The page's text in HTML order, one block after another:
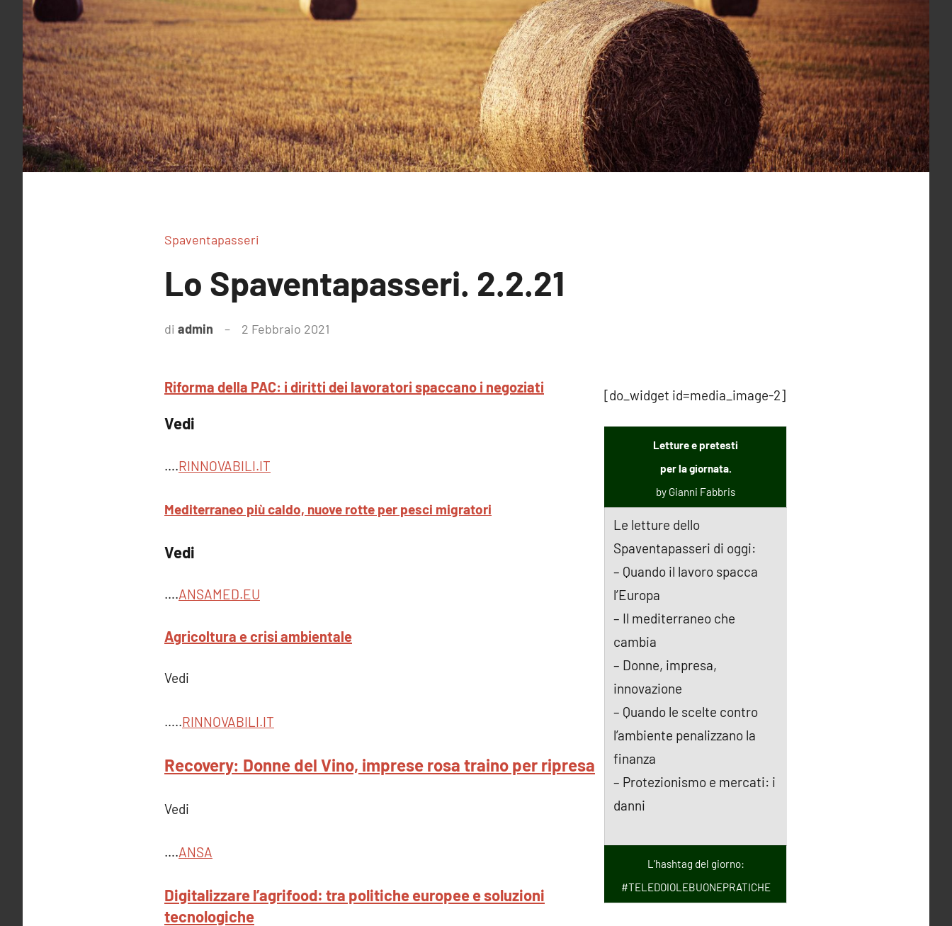
Spaventapasseri
Lo Spaventapasseri. 2.2.21
di admin 2 Febbraio 2021
Riforma della PAC: i diritti dei lavoratori spaccano i negoziati
Vedi
….RINNOVABILI.IT
Mediterraneo più caldo, nuove rotte per pesci migratori
Vedi
….ANSAMED.EU
Agricoltura e crisi ambientale
Vedi
…..RINNOVABILI.IT
Recovery: Donne del Vino, imprese rosa traino per ripresa
Vedi
….ANSA
Digitalizzare l’agrifood: tra politiche europee e soluzioni
tecnologiche
[do_widget id=media_image-2]
Letture e pretesti
per la giornata.
by Gianni Fabbris
Le letture dello
Spaventapasseri di oggi:
– Quando il lavoro spacca
l’Europa
– Il mediterraneo che
cambia
– Donne, impresa,
innovazione
– Quando le scelte contro
l’ambiente penalizzano la
finanza
– Protezionismo e mercati: i
danni
L’hashtag del giorno:
#TELEDOIOLEBUONEPRATICHE